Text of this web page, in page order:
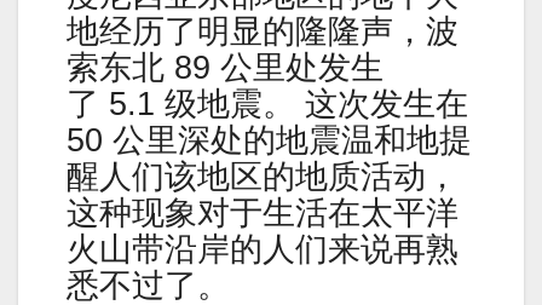
地经历了明显的隆隆声，波
索东北 89 公里处发生
了 5.1 级地震。 这次发生在
50 公里深处的地震温和地提
醒人们该地区的地质活动，
这种现象对于生活在太平洋
火山带沿岸的人们来说再熟
悉不过了。